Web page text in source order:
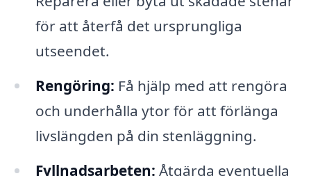
för att återfå det ursprungliga
utseendet.
Rengöring: Få hjälp med att rengöra
och underhålla ytor för att förlänga
livslängden på din stenläggning.
Fyllnadsarbeten: Åtgärda eventuella